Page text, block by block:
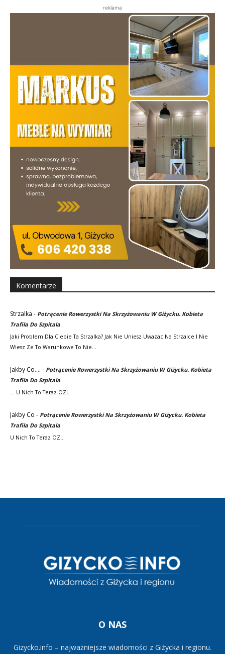
reklama
Komentarze
Strzalka - Potrącenie Rowerzystki Na Skrzyżowaniu W Giżycku. Kobieta
Trafiła Do Szpitala
Jaki Problem Dla Ciebie Ta Strzalka? Jak Nie Uniesz Uwazac Na Strzalce I Nie
Wiesz Ze To Warunkowe To Nie…
Jakby Co.... - Potrącenie Rowerzystki Na Skrzyżowaniu W Giżycku. Kobieta
Trafiła Do Szpitala
... U Nich To Teraz OZI.
Jakby Co - Potrącenie Rowerzystki Na Skrzyżowaniu W Giżycku. Kobieta
Trafiła Do Szpitala
U Nich To Teraz OZI.
O NAS
Gizycko.info – najważniejsze wiadomości z Giżycka i regionu.